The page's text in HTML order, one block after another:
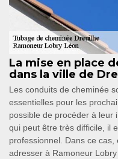
La mise en place
dans la ville de
Les conduits de cheminée
essentielles pour les
possible de procéder à leur
qui peut être très difficile, il
professionnel. Dans ce
adresser à Ramoneur